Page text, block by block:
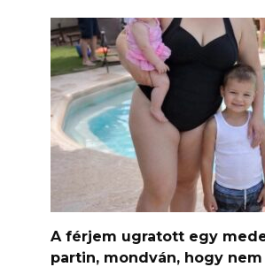
A férjem ugratott egy
partin, mondván, hogy